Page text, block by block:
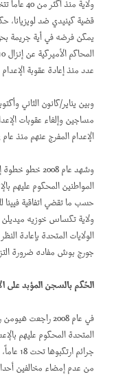
قضية كينيدي ضد لويزيانا،
يمكن فرضه في أية جريمة
عدد منذ إعادة عقوبة الإعدام في
مساجين وإلغاء عقوبات
الإعدام المفرج عنهم منذ عام 1973 بسبب ظهور أدلة براءة إلى 130 شخصاً.
وشهد عام
المواطنين المحكوم عليهم
ولاية تكساس خوزيه ميديلن
الولايات المتحدة بإعادة
جورج بوش مفاده ضرورة
الحُكم بالسجن المؤبد على
في عام 2008
المتحدة المحكوم عليهم
من عدم إمضاء مخالفين